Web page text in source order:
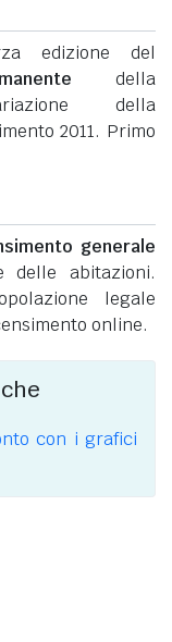
edizione del
della
della
2011. Primo
generale
delle abitazioni.
legale
online.
con i grafici